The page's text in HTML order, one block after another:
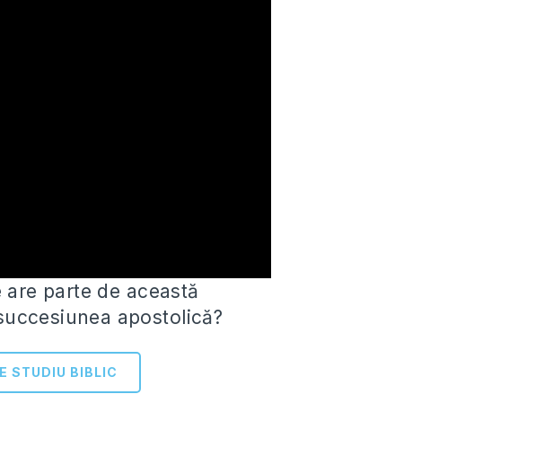
parte de această
apostolică?
STUDIU BIBLIC